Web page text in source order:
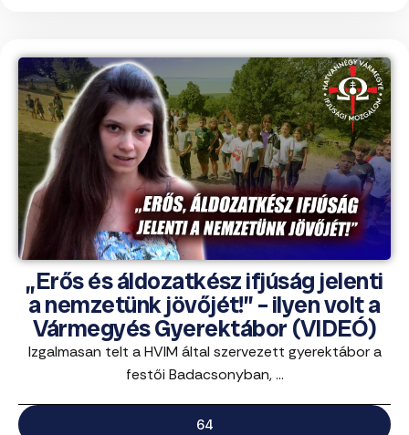
„Erős és áldozatkész ifjúság jelenti
a nemzetünk jövőjét!” – ilyen volt a
Vármegyés Gyerektábor (VIDEÓ)
Izgalmasan telt a HVIM által szervezett gyerektábor a
festői Badacsonyban, ...
64